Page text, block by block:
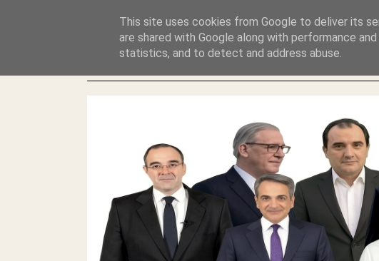
ΛΕΗΛΑΣΙΑ ΚΑΙ ΕΓΚΛΗΜΑ ?This site uses cookies from Google to deliver its
are shared with Google along with performance
statistics, and to detect and address abuse.